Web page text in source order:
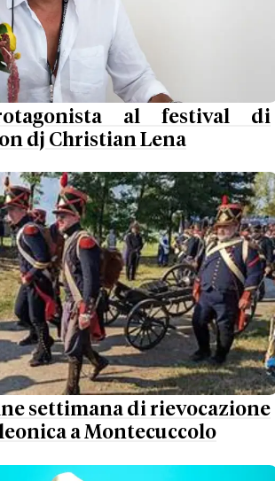
al festival di
dj Christian Lena
settimana di rievocazione
a Montecuccolo